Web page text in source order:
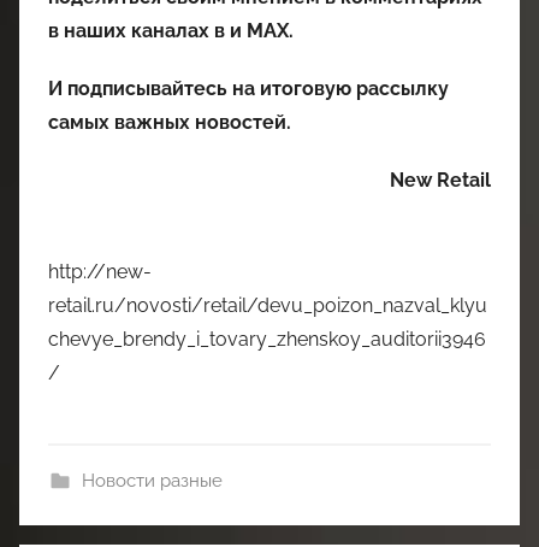
в наших каналах в и MAX.
И подписывайтесь на итоговую рассылку
самых важных новостей.
New Retail
http://new-
retail.ru/novosti/retail/devu_poizon_nazval_klyu
chevye_brendy_i_tovary_zhenskoy_auditorii3946
/
Новости разные